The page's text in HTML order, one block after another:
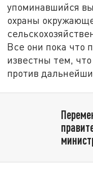
упоминавшийся
охраны
Все они пока что
известны тем,
против